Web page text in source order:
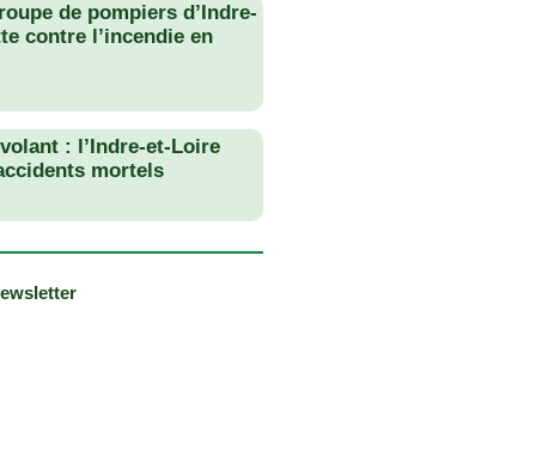
de pompiers d’Indre-
contre l’incendie en
: l’Indre-et-Loire
mortels